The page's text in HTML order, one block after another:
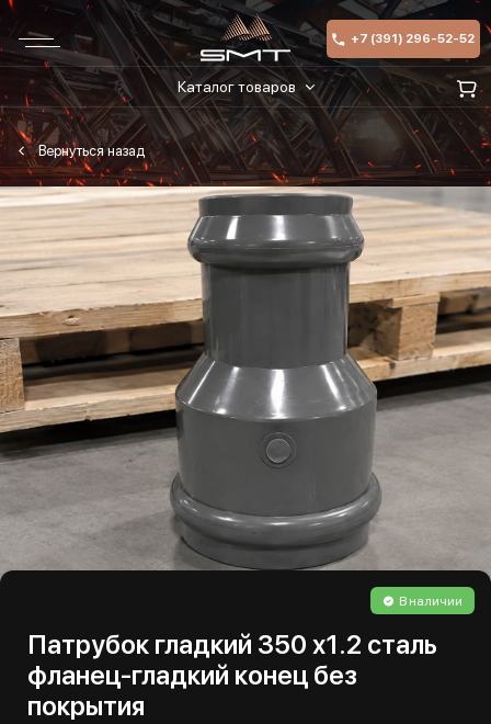
+7 (391) 296-52-52
Каталог товаров
В наличии
Патрубок гладкий 350 х1.2 сталь
фланец-гладкий конец без
покрытия